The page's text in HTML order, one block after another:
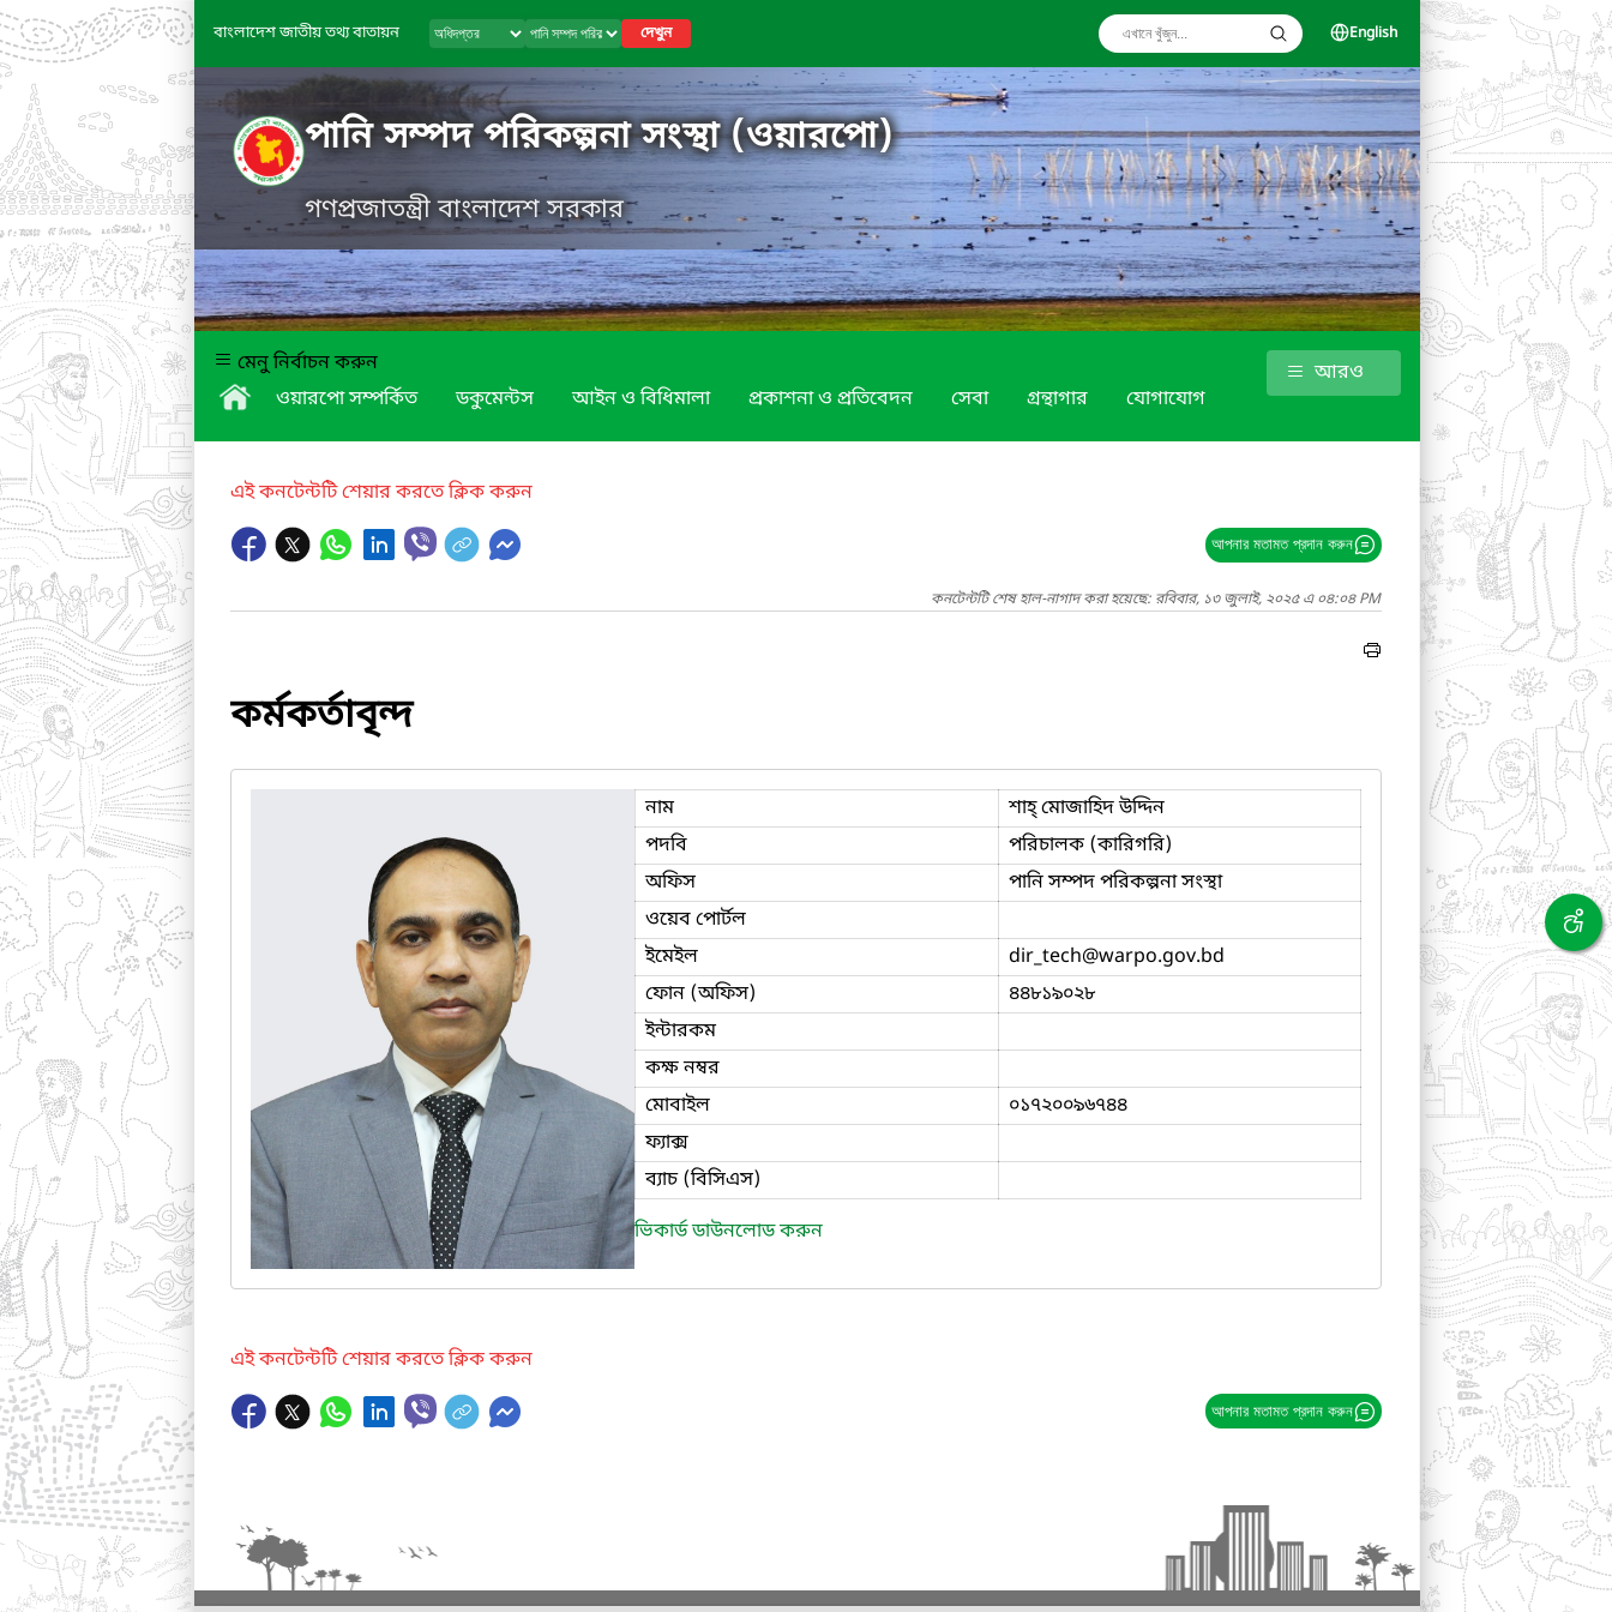
বাংলাদেশ জাতীয় তথ্য বাতায়ন দেখুন English
পানি সম্পদ পরিকল্পনা সংস্থা (ওয়ারপো)
গণপ্রজাতন্ত্রী বাংলাদেশ সরকার
মেনু নির্বাচন করুন
ওয়ারপো সম্পর্কিত
ডকুমেন্টস আইন ও বিধিমালা প্রকাশনা ও প্রতিবেদন সেবা গ্রন্থাগার যোগাযোগ
আরও
এই কনটেন্টটি শেয়ার করতে ক্লিক করুন
আপনার মতামত প্রদান করুন
কনটেন্টটি শেষ হাল-নাগাদ করা হয়েছে: রবিবার, ১৩ জুলাই, ২০২৫ এ ০৪:০৪ PM
কর্মকর্তাবৃন্দ
নাম
শাহ্‌ মোজাহিদ উদ্দিন
পদবি
পরিচালক (কারিগরি)
অফিস
পানি সম্পদ পরিকল্পনা সংস্থা
ওয়েব পোর্টল
ইমেইল
dir_tech@warpo.gov.bd
ফোন (অফিস)
৪৪৮১৯০২৮
ইন্টারকম
কক্ষ নম্বর
মোবাইল
০১৭২০০৯৬৭৪৪
ফ্যাক্স
ব্যাচ (বিসিএস)
ভিকার্ড ডাউনলোড করুন
এই কনটেন্টটি শেয়ার করতে ক্লিক করুন
আপনার মতামত প্রদান করুন